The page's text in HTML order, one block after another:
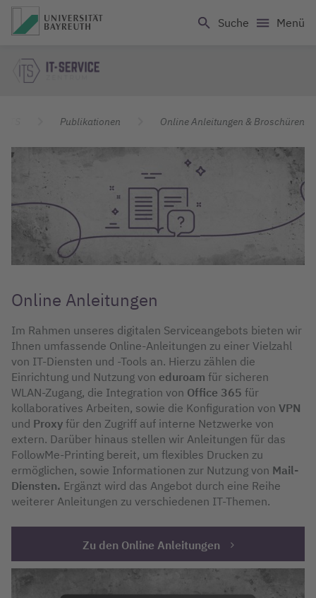
Suche
Menü
IT Servicezentrum
Publikationen Online Anleitungen & Broschüren
Online Anleitungen
Im Rahmen unseres digitalen Serviceangebots bieten wir
Ihnen umfassende Online-Anleitungen zu einer Vielzahl
von IT-Diensten und -Tools an. Hierzu zählen die
Einrichtung und Nutzung von eduroam für sicheren
WLAN-Zugang, die Integration von Office 365 für
kollaboratives Arbeiten, sowie die Konfiguration von VPN
und Proxy für den Zugriff auf interne Netzwerke von
extern. Darüber hinaus stellen wir Anleitungen für das
FollowMe-Printing bereit, um flexibles Drucken zu
ermöglichen, sowie Informationen zur Nutzung von Mail-
Diensten. Ergänzt wird das Angebot durch eine Reihe
weiterer Anleitungen zu verschiedenen IT-Themen.
Zu den Online Anleitungen